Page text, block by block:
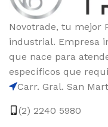
Novotrade, tu mejor
industrial. Empresa
que nace para
específicos que
Carr. Gral. San
(2) 2240 5980